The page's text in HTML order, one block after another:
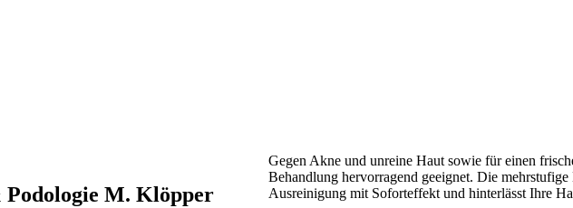
M. Klöpper
Gegen Akne und unreine Haut sowie für einen
Behandlung hervorragend geeignet. Die
Ausreinigung mit Soforteffekt und hinterlässt Ihre